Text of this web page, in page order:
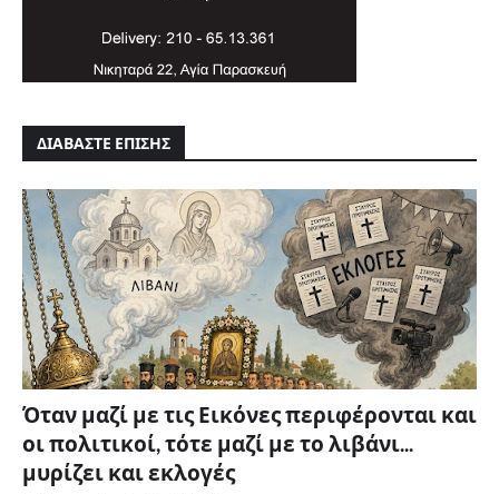
ΔΙΑΒΑΣΤΕ ΕΠΙΣΗΣ
Όταν μαζί με τις Εικόνες περιφέρονται και
οι πολιτικοί, τότε μαζί με το λιβάνι...
μυρίζει και εκλογές